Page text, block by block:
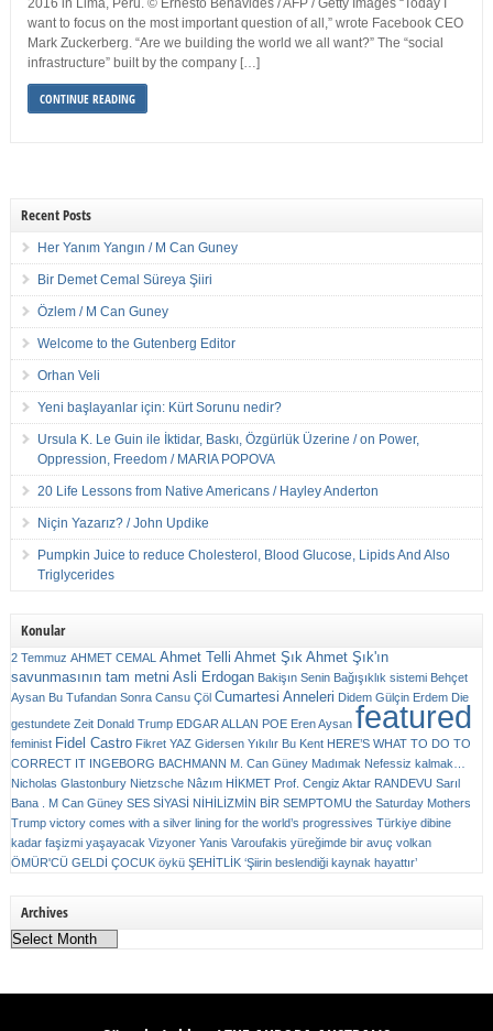
2016 in Lima, Peru. © Ernesto Benavides / AFP / Getty Images “Today I
want to focus on the most important question of all,” wrote Facebook CEO
Mark Zuckerberg. “Are we building the world we all want?” The “social
infrastructure” built by the company […]
CONTINUE READING
Recent Posts
Her Yanım Yangın / M Can Guney
Bir Demet Cemal Süreya Şiiri
Özlem / M Can Guney
Welcome to the Gutenberg Editor
Orhan Veli
Yeni başlayanlar için: Kürt Sorunu nedir?
Ursula K. Le Guin ile İktidar, Baskı, Özgürlük Üzerine / on Power,
Oppression, Freedom / MARIA POPOVA
20 Life Lessons from Native Americans / Hayley Anderton
Niçin Yazarız? / John Updike
Pumpkin Juice to reduce Cholesterol, Blood Glucose, Lipids And Also
Triglycerides
Konular
2 Temmuz AHMET CEMAL Ahmet Telli Ahmet Şık Ahmet Şık'ın
savunmasının tam metni Asli Erdogan Bakişın Senin Bağışıklık sistemi Behçet
Aysan Bu Tufandan Sonra Cansu Çöl Cumartesi Anneleri Didem Gülçin Erdem Die
gestundete Zeit Donald Trump EDGAR ALLAN POE Eren Aysan featured
feminist Fidel Castro Fikret YAZ Gidersen Yıkılır Bu Kent HERE’S WHAT TO DO TO
CORRECT IT INGEBORG BACHMANN M. Can Güney Madımak Nefessiz kalmak…
Nicholas Glastonbury Nietzsche Nâzım HİKMET Prof. Cengiz Aktar RANDEVU Sarıl
Bana . M Can Güney SES SİYASİ NİHİLİZMİN BİR SEMPTOMU the Saturday Mothers
Trump victory comes with a silver lining for the world’s progressives Türkiye dibine
kadar faşizmi yaşayacak Vizyoner Yanis Varoufakis yüreğimde bir avuç volkan
ÖMÜR'CÜ GELDİ ÇOCUK öykü ŞEHİTLİK ‘Şiirin beslendiği kaynak hayattır’
Archives
Archives